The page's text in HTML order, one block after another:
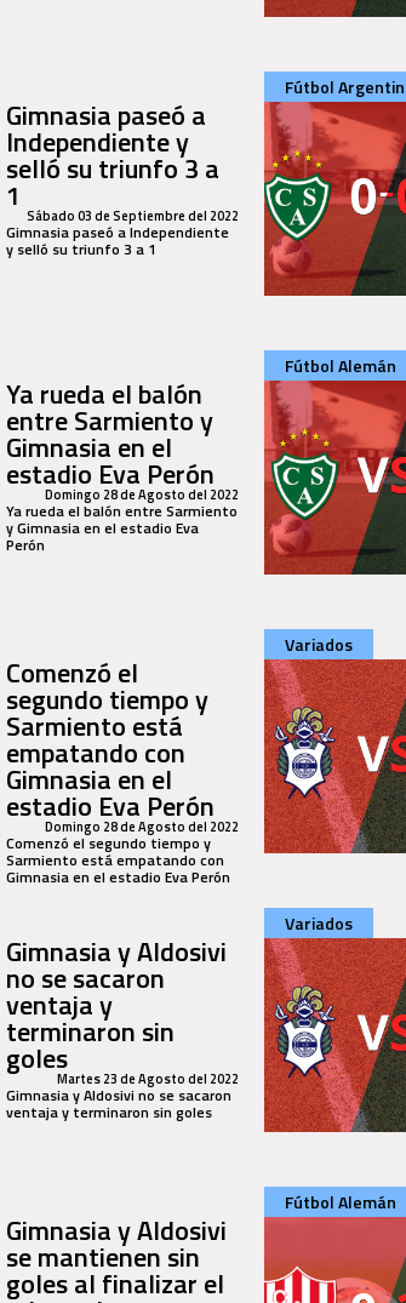
Gimnasia paseó a
Independiente y
selló su triunfo 3 a
1 Sábado 03 de Septiembre del 2022
Gimnasia paseó a Independiente
y selló su triunfo 3 a 1
Fútbol
Ya rueda el balón
entre Sarmiento y
Gimnasia en el
estadio Eva Perón
Domingo 28 de Agosto del 2022
Ya rueda el balón entre Sarmiento
y Gimnasia en el estadio Eva
Perón
Fútbol Alemán
Comenzó el
segundo tiempo y
Sarmiento está
empatando con
Gimnasia en el
estadio Eva Perón
Domingo 28 de Agosto del 2022
Comenzó el segundo tiempo y
Sarmiento está empatando con
Gimnasia en el estadio Eva Perón
Variados
Gimnasia y Aldosivi
no se sacaron
ventaja y
terminaron sin
golesMartes 23 de Agosto del 2022
Gimnasia y Aldosivi no se sacaron
ventaja y terminaron sin goles
Variados
Gimnasia y Aldosivi
se mantienen sin
goles al finalizar el
Fútbol Alemán